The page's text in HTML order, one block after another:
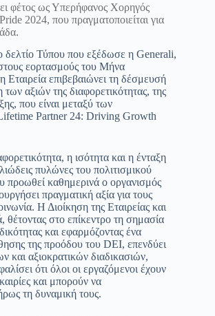
φέτος ως Υπερήφανος Χορηγός
2024, που πραγματοποιείται για
δελτίο Τύπου που εξέδωσε η Generali,
εορτασμούς του Μήνα
επιβεβαιώνει τη δέσμευσή
αξιών της διαφορετικότητας, της
που είναι μεταξύ των
Partner 24: Driving Growth
η ισότητα και η ένταξη
πυλώνες του πολιτισμικού
προωθεί καθημερινά ο οργανισμός
πραγματική αξία για τους
Η Διοίκηση της Εταιρείας και
θέτοντας στο επίκεντρο τη σημασία
και εφαρμόζοντας ένα
της προόδου του DEI, επενδύει
και αξιοκρατικών διαδικασιών,
ότι όλοι οι εργαζόμενοι έχουν
και μπορούν να
τη δυναμική τους.